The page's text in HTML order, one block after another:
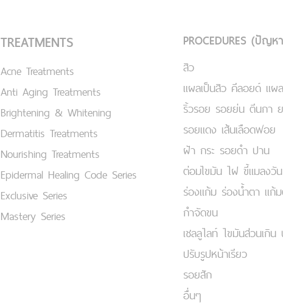
TREATMENTS
Acne Treatments
Anti Aging Treatments
Brightening & Whitening
Dermatitis Treatments
Nourishing Treatments
Epidermal Healing Code Series
Exclusive Series
Mastery Series
PROCEDURES (ปัญห
สิว
แผลเป็นสิว คีลอยด์ แผ
ริ้วรอย รอยย่น ตีนกา
รอยแดง เส้นเลือดฟอย
ฝ้า กระ รอยดำ ปาน
ต่อมไขมัน ไฝ ขี้แมลงวั
ร่องแก้ม ร่องน้ำตา แก้
กำจัดขน
เชลลูไลท์ ไขมันส่วนเกิน
ปรับรูปหน้าเรียว
รอยสัก
อื่นๆ